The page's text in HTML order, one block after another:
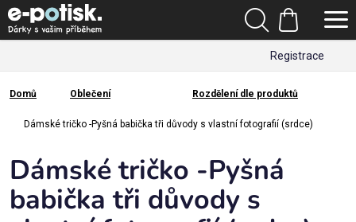
Přejít
na
obsah
Registrace
Hledat
Nákupní
košík
Kategorie
Dárek
pro
Domů
Domů Oblečení Rozdělení dle produktů
Dámské tričko -Pyšná babička tři důvody s vlastní fotografií (srdce)
Dámské tričko -Pyšná
babička tři důvody s